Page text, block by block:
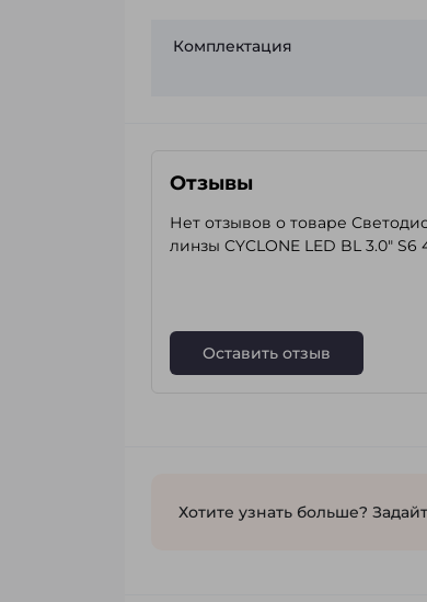
Комплектация
Отзывы
Нет отзывов о товаре
линзы CYCLONE LED BL 3.0" S6
Оставить отзыв
Хотите узнать больше?